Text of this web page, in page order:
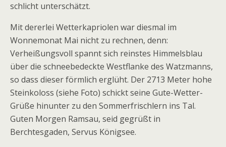
schlicht unterschätzt.
Mit dererlei Wetterkapriolen war diesmal im
Wonnemonat Mai nicht zu rechnen, denn:
Verheißungsvoll spannt sich reinstes Himmelsblau
über die schneebedeckte Westflanke des Watzmanns,
so dass dieser förmlich erglüht. Der 2713 Meter hohe
Steinkoloss (siehe Foto) schickt seine Gute-Wetter-
Grüße hinunter zu den Sommerfrischlern ins Tal.
Guten Morgen Ramsau, seid gegrüßt in
Berchtesgaden, Servus Königsee.